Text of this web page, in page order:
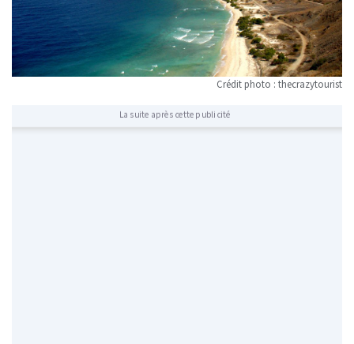
Crédit photo : thecrazytourist
La suite après cette publicité